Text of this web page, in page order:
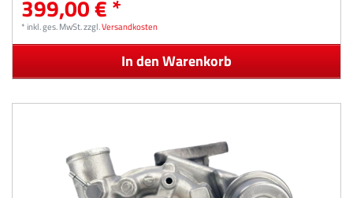
399,00 € *
*inkl. ges. MwSt.zzgl.Versandkosten
In den Warenkorb